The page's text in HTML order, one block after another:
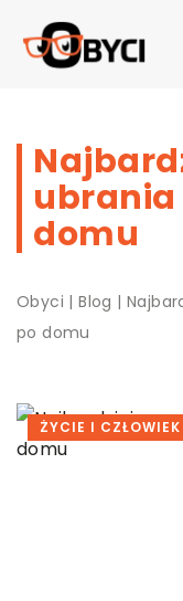
ubrania
domu
Obyci |Blog |
po domu
ŻYCIE I CZŁOWIEK